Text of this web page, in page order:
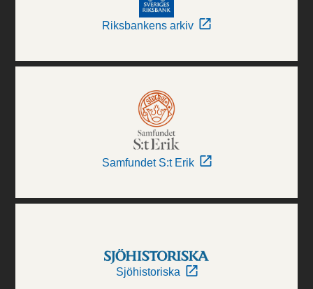
Riksbankens arkiv
Samfundet S:t Erik
Sjöhistoriska